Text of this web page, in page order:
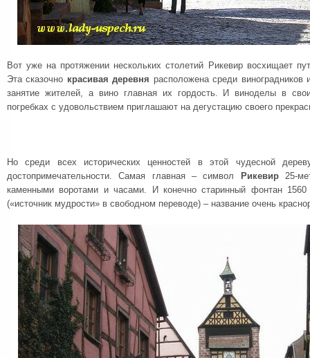
Вот уже на протяжении нескольких столетий Рикевир восхищает
Эта сказочно красивая деревня расположена среди виноградников
занятие жителей, а вино главная их гордость. И виноделы в
погребках с удовольствием приглашают на дегустацию своего
Но среди всех исторических ценностей в этой чудесной
достопримечательности. Самая главная – символ
Рикевир25-
каменными воротами и часами. И конечно старинный фонтан
(«источник мудрости» в свободном переводе) – название очень